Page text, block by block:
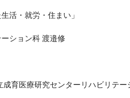
活・就労・住まい」
ション科 渡邉修
育医療研究センターリハビリテー